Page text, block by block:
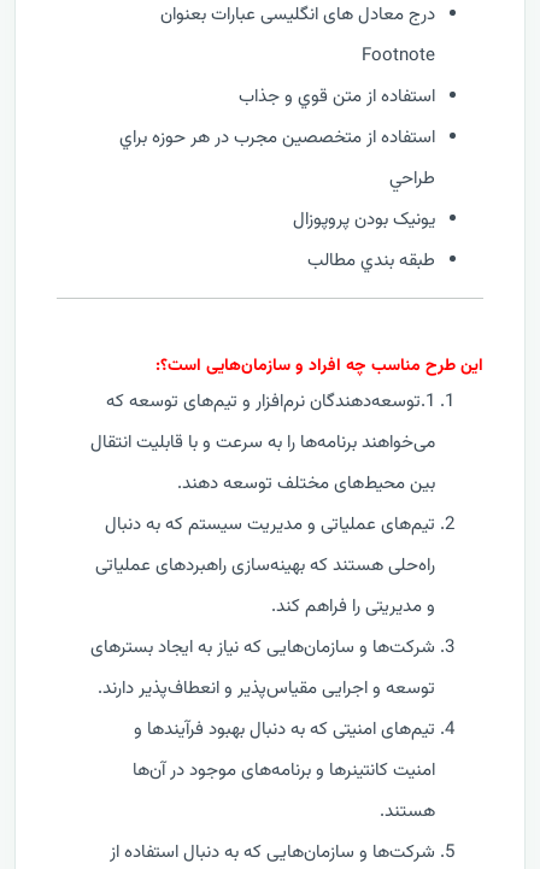
درج معادل های انگلیسی عبارات بعنوان
Footnote
استفاده از متن قوي و جذاب
استفاده از متخصصين مجرب در هر حوزه براي
طراحي
يونيک بودن پروپوزال
طبقه بندي مطالب
این طرح مناسب چه افراد و سازمان‌هایی است؟:
1.توسعه‌دهندگان نرم‌افزار و تیم‌های توسعه که
می‌خواهند برنامه‌ها را به سرعت و با قابلیت انتقال
بین محیط‌های مختلف توسعه دهند.
تیم‌های عملیاتی و مدیریت سیستم که به دنبال
راه‌حلی هستند که بهینه‌سازی راهبرد‌های عملیاتی
و مدیریتی را فراهم کند.
شرکت‌ها و سازمان‌هایی که نیاز به ایجاد بسترهای
توسعه و اجرایی مقیاس‌پذیر و انعطاف‌پذیر دارند.
تیم‌های امنیتی که به دنبال بهبود فرآیندها و
امنیت کانتینرها و برنامه‌های موجود در آن‌ها
هستند.
شرکت‌ها و سازمان‌هایی که به دنبال استفاده از